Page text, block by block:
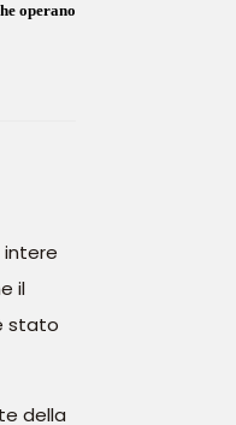
operano
intere
il
stato
della